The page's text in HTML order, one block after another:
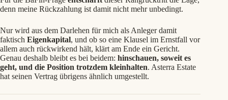
denn meine Rückzahlung ist damit nicht mehr unbedingt.
Nur wird aus dem Darlehen für mich als Anleger damit
faktisch Eigenkapital, und ob so eine Klausel im Ernstfall vor
allem auch rückwirkend hält, klärt am Ende ein Gericht.
Genau deshalb bleibt es bei beidem: hinschauen, soweit es
geht, und die Position trotzdem kleinhalten. Asterra Estate
hat seinen Vertrag übrigens ähnlich umgestellt.